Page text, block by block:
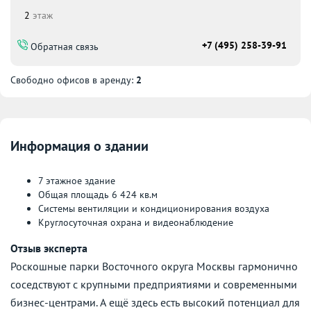
2 этаж
Обратная связь +7 (495) 258-39-91
Свободно офисов в аренду: 2
Информация о здании
7 этажное здание
Общая площадь 6 424 кв.м
Системы вентиляции и кондиционирования воздуха
Круглосуточная охрана и видеонаблюдение
Отзыв эксперта
Роскошные парки Восточного округа Москвы гармонично
соседствуют с крупными предприятиями и современными
бизнес-центрами. А ещё здесь есть высокий потенциал для